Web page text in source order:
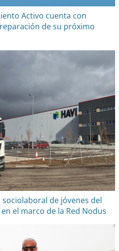
Activo cuenta con
de su próximo
de jóvenes del
el marco de la Red Nodus